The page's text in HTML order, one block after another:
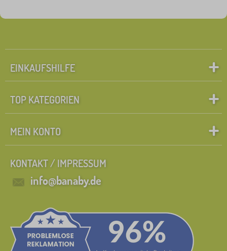
EINKAUFSHILFE
TOP KATEGORIEN
MEIN KONTO
KONTAKT / IMPRESSUM
info@banaby.de